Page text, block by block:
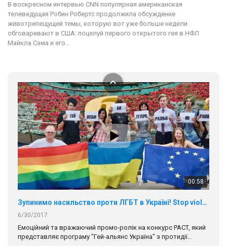
В воскресном интервью CNN популярная американская
телеведущая Робин Робертс продолжила обсуждение
животрепещущей темы, которую вот уже больше недели
обговаривают в США: поцелуй первого открытого гея в НФЛ
Майкла Сэма и его…
5/17/2020
В цьому році, пандемія та COVІD-19 не дали нам можливості
провести вуличні акції. Наше відео-звернення про те, що
ГАУ є в 16 областях України.
Разом наш голос лунає гучніше!
00:58
Зупинимо насильство проти ЛГБТ в Україні! Stop violence against LGBT in Ukraine!
6/30/2017
Емоційний та вражаючий промо-ролік на конкурс PACT, який
представляє програму "Гей-альянс Україна" з протидії